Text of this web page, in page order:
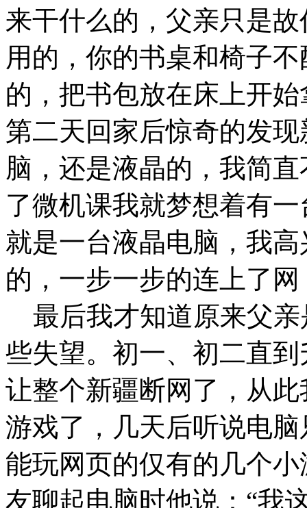
来干什么的，父亲只是
用的，你的书桌和椅子
的，把书包放在床上开
第二天回家后惊奇的发
脑，还是液晶的，我简
了微机课我就梦想着有
就是一台液晶电脑，我
的，一步一步的连上了
最后我才知道原来父亲
些失望。初一、初二直
让整个新疆断网了，从
游戏了，几天后听说电
能玩网页的仅有的几个
友聊起电脑时他说：“我